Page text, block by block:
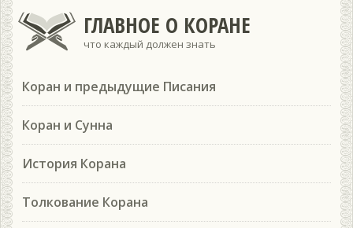
ГЛАВНОЕ О КОРАНЕ
что каждый должен знать
Коран и предыдущие Писания
Коран и Сунна
История Корана
Толкование Корана